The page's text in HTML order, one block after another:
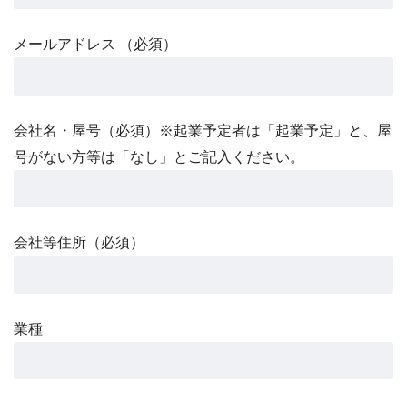
メールアドレス （必須）
会社名・屋号（必須）※起業予定者は「起業予定」と、屋
号がない方等は「なし」とご記入ください。
会社等住所（必須）
業種